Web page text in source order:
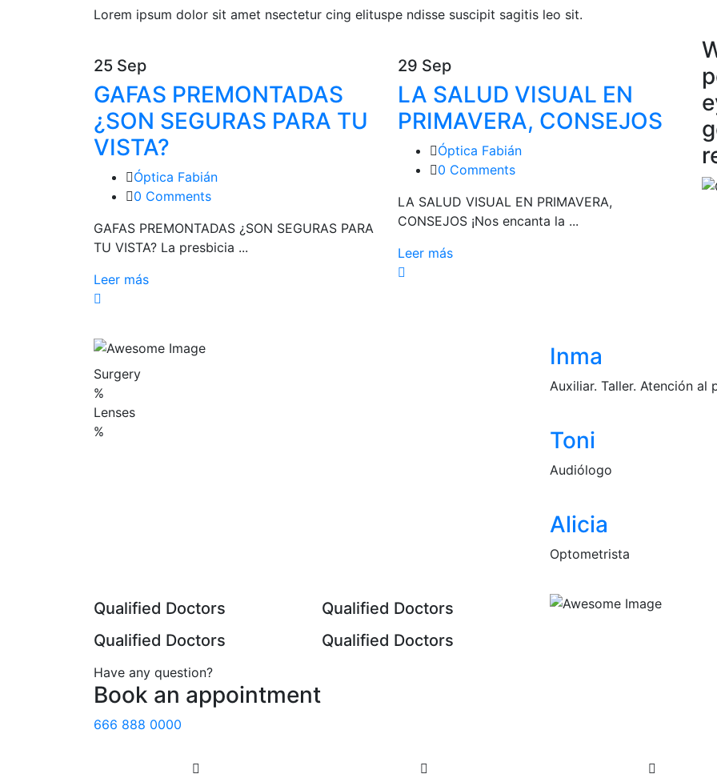
Lorem ipsum dolor sit amet nsectetur cing elituspe ndisse suscipit sagitis leo sit.
25 Sep
GAFAS PREMONTADAS
¿SON SEGURAS PARA TU
VISTA?
Óptica Fabián
0 Comments
GAFAS PREMONTADAS ¿SON SEGURAS PARA
TU VISTA? La presbicia ...
Leer más
29 Sep
LA SALUD VISUAL EN
PRIMAVERA, CONSEJOS
Óptica Fabián
0 Comments
LA SALUD VISUAL EN PRIMAVERA,
CONSEJOS ¡Nos encanta la ...
Leer más
Surgery
%
Lenses
%
Inma
Auxiliar. Taller. Atención al
Toni
Audiólogo
Alicia
Optometrista
Qualified Doctors
Qualified Doctors
Qualified Doctors
Qualified Doctors
Have any question?
Book an appointment
666 888 0000